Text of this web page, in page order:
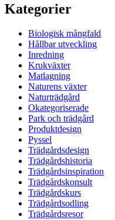
Kategorier
Biologisk mångfald
Hållbar utveckling
Inredning
Krukväxter
Matlagning
Naturens växter
Naturträdgård
Okategoriserade
Park och trädgård
Produktdesign
Pyssel
Trädgårdsdesign
Trädgårdshistoria
Trädgårdsinspiration
Trädgårdskonsult
Trädgårdskurs
Trädgårdsodling
Trädgårdsresor